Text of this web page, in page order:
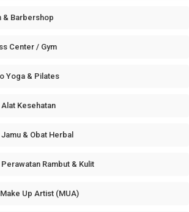
& Barbershop
Center / Gym
Yoga & Pilates
Kesehatan
& Obat Herbal
Rambut & Kulit
Up Artist (MUA)